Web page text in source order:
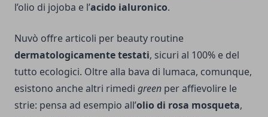
l’olio di jojoba e l’acido ialuronico.
Nuvò offre articoli per beauty routine
dermatologicamente testati, sicuri al 100% e del
tutto ecologici. Oltre alla bava di lumaca, comunque,
esistono anche altri rimedi green per affievolire le
strie: pensa ad esempio all’olio di rosa mosqueta,